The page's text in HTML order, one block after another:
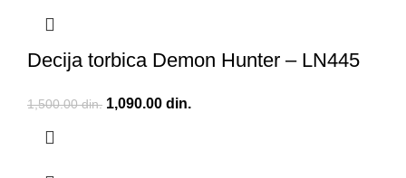
Decija torbica Demon Hunter – LN445
1,500.00din. Originalna cena je bila: 1,500.00 din..
1,090.00 din.